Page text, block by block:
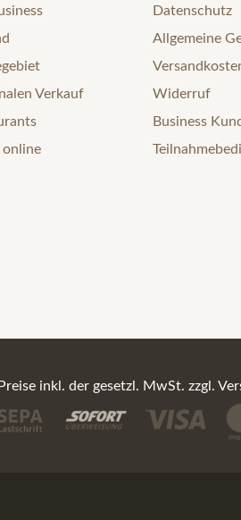
Verkauf
online
Datenschutz
Allgemeine
Widerruf
Business
inkl. der gesetzl. MwSt. zzgl.